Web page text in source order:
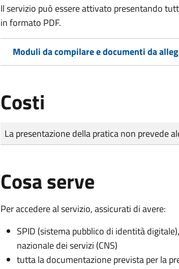
Il servizio può essere attivato presentando
in formato PDF.
Moduli da compilare e documenti da
Costi
Tipo di pagamento
Importo
La presentazione della pratica non prevede
Cosa serve
Per accedere al servizio, assicurati di avere:
SPID (sistema pubblico di identità
nazionale dei servizi (CNS)
tutta la documentazione prevista per la